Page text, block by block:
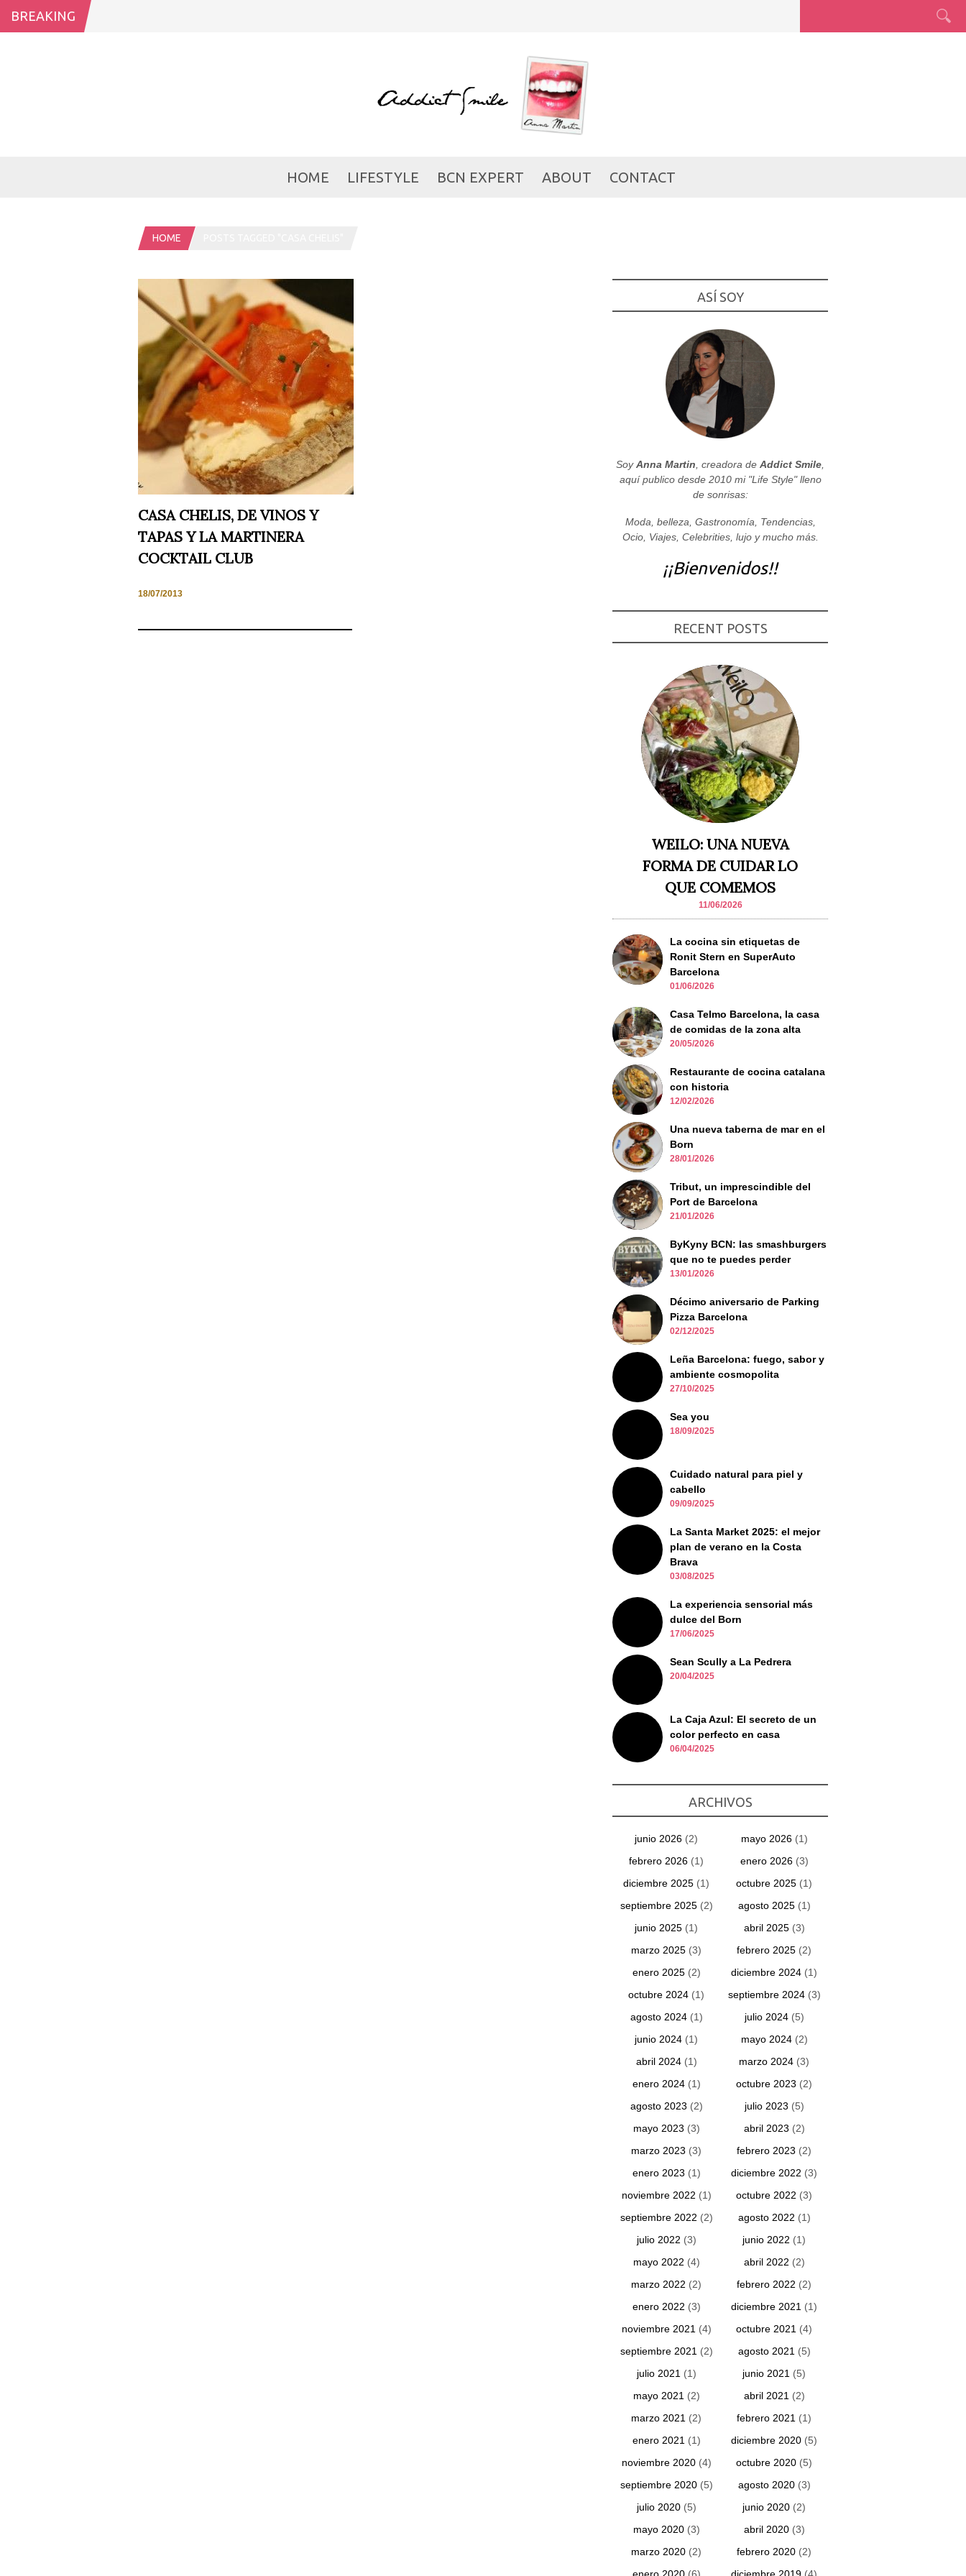
BREAKING
HOME LIFESTYLE BCN EXPERT ABOUT CONTACT
HOME
CASA CHELIS, DE VINOS Y
TAPAS Y LA MARTINERA
COCKTAIL CLUB
18/07/2013
ASÍ SOY
SoyAnna Martin , creadora de Addict Smile
aquí publico desde 2010 mi "Life Style" lleno
de sonrisas:
Moda, belleza, Gastronomía, Tendencias,
Ocio, Viajes, Celebrities, lujo y mucho más.
¡¡Bienvenidos!!
RECENT POSTS
WEILO: UNA NUEVA
FORMA DE CUIDAR LO
QUE COMEMOS
11/06/2026
La cocina sin etiquetas de
Ronit Stern en SuperAuto
Barcelona
01/06/2026
Casa Telmo Barcelona, la casa
de comidas de la zona alta
20/05/2026
Restaurante de cocina catalana
con historia
12/02/2026
Una nueva taberna de mar en el
Born
28/01/2026
Tribut, un imprescindible del
Port de Barcelona
21/01/2026
ByKyny BCN: las smashburgers
que no te puedes perder
13/01/2026
Décimo aniversario de Parking
Pizza Barcelona
02/12/2025
Leña Barcelona: fuego, sabor y
ambiente cosmopolita
27/10/2025
Sea you
18/09/2025
Cuidado natural para piel y
cabello
09/09/2025
La Santa Market 2025: el mejor
plan de verano en la Costa
Brava
03/08/2025
La experiencia sensorial más
dulce del Born
17/06/2025
Sean Scully a La Pedrera
20/04/2025
La Caja Azul: El secreto de un
color perfecto en casa
06/04/2025
ARCHIVOS
junio 2026 (2) mayo 2026(1)
febrero 2026 (1) enero 2026(3)
diciembre 2025 (1) octubre 2025 (1)
septiembre 2025(2) agosto 2025(1)
junio 2025 (1) abril 2025(3)
marzo 2025 (3) febrero 2025 (2)
enero 2025(2) diciembre 2024 (1)
octubre 2024 (1) septiembre 2024(3)
agosto 2024(1) julio 2024(5)
junio 2024 (1) mayo 2024(2)
abril 2024(1) marzo 2024 (3)
enero 2024(1) octubre 2023 (2)
agosto 2023 (2) julio 2023 (5)
mayo 2023 (3) abril 2023 (2)
marzo 2023 (3) febrero 2023 (2)
enero 2023 (1) diciembre 2022 (3)
noviembre 2022 (1) octubre 2022 (3)
septiembre 2022 (2) agosto 2022 (1)
julio 2022 (3) junio 2022 (1)
mayo 2022 (4) abril 2022 (2)
marzo 2022 (2) febrero 2022 (2)
enero 2022 (3) diciembre 2021 (1)
noviembre 2021 (4) octubre 2021 (4)
septiembre 2021 (2) agosto 2021 (5)
julio 2021 (1) junio 2021 (5)
mayo 2021 (2) abril 2021 (2)
marzo 2021 (2) febrero 2021 (1)
enero 2021 (1) diciembre 2020 (5)
noviembre 2020(4) octubre 2020 (5)
septiembre 2020(5) agosto 2020(3)
julio 2020(5) junio 2020 (2)
mayo 2020(3) abril 2020(3)
marzo 2020 (2) febrero 2020 (2)